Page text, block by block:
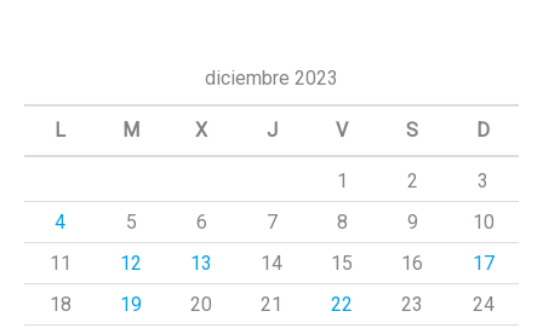
a
diciembre 2023
L M X J V S D
1 2
3
4
5 6 7 8 9
10
11
12 13 14 15 16
17
18
19 20 21 22 23
24